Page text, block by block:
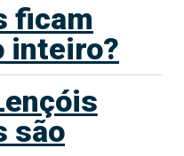
ficam
inteiro?
são